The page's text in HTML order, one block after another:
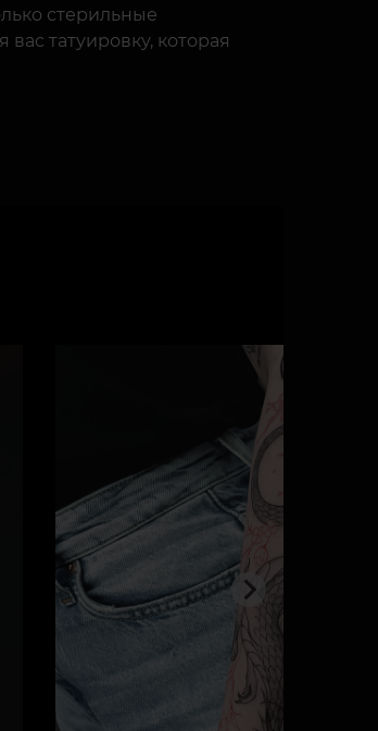
стерильные
татуировку, которая